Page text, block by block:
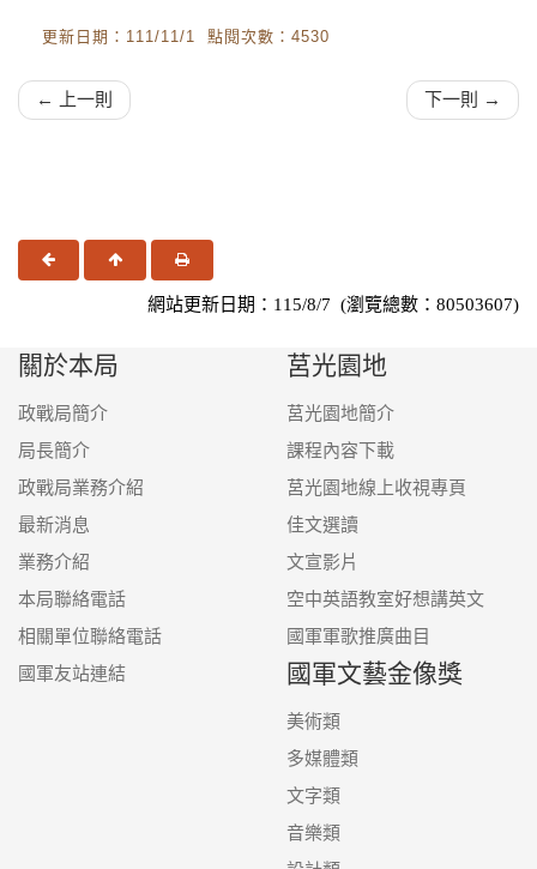
更新日期：111/11/1 點閱次數：4530
← 上一則 下一則 →
上一頁 回頂端 友善列印
網站更新日期：115/8/7 (瀏覽總數：80503607)
關於本局
政戰局簡介
局長簡介
政戰局業務介紹
最新消息
業務介紹
本局聯絡電話
相關單位聯絡電話
國軍友站連結
莒光園地
莒光園地簡介
課程內容下載
莒光園地線上收視專頁
佳文選讀
文宣影片
空中英語教室好想講英文
國軍軍歌推廣曲目
國軍文藝金像獎
美術類
多媒體類
文字類
音樂類